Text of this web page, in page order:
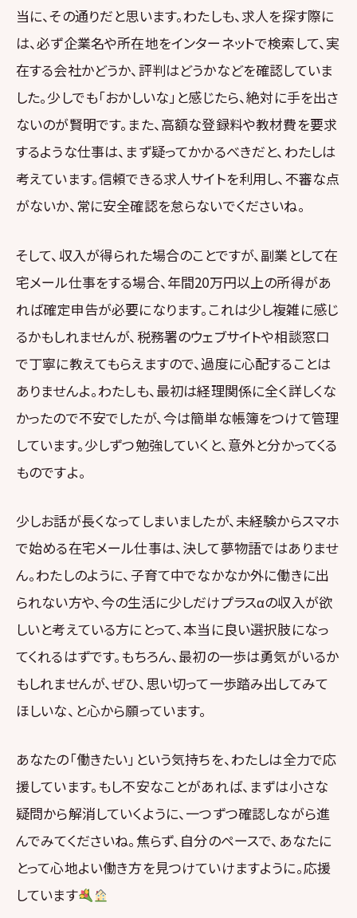
当に、その通りだと思います。わたしも、求人を探す際に
は、必ず企業名や所在地をインターネットで検索して、実
在する会社かどうか、評判はどうかなどを確認していま
した。少しでも「おかしいな」と感じたら、絶対に手を出さ
ないのが賢明です。また、高額な登録料や教材費を要求
するような仕事は、まず疑ってかかるべきだと、わたしは
考えています。信頼できる求人サイトを利用し、不審な点
がないか、常に安全確認を怠らないでくださいね。
そして、収入が得られた場合のことですが、副業として在
宅メール仕事をする場合、年間20万円以上の所得があ
れば確定申告が必要になります。これは少し複雑に感じ
るかもしれませんが、税務署のウェブサイトや相談窓口
で丁寧に教えてもらえますので、過度に心配することは
ありませんよ。わたしも、最初は経理関係に全く詳しくな
かったので不安でしたが、今は簡単な帳簿をつけて管理
しています。少しずつ勉強していくと、意外と分かってくる
ものですよ。
少しお話が長くなってしまいましたが、未経験からスマホ
で始める在宅メール仕事は、決して夢物語ではありませ
ん。わたしのように、子育て中でなかなか外に働きに出
られない方や、今の生活に少しだけプラスαの収入が欲
しいと考えている方にとって、本当に良い選択肢になっ
てくれるはずです。もちろん、最初の一歩は勇気がいるか
もしれませんが、ぜひ、思い切って一歩踏み出してみて
ほしいな、と心から願っています。
あなたの「働きたい」という気持ちを、わたしは全力で応
援しています。もし不安なことがあれば、まずは小さな
疑問から解消していくように、一つずつ確認しながら進
んでみてくださいね。焦らず、自分のペースで、あなたに
とって心地よい働き方を見つけていけますように。応援
しています